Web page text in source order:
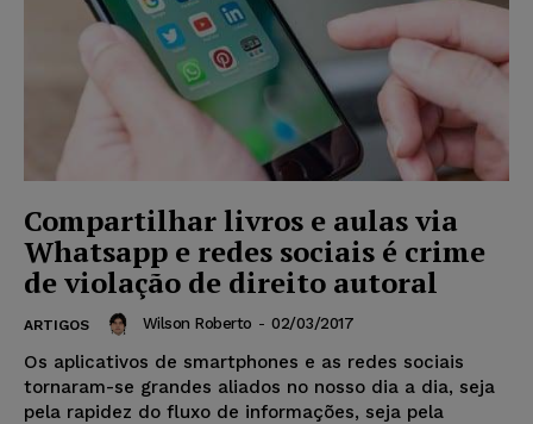
Compartilhar livros e aulas via
Whatsapp e redes sociais é crime
de violação de direito autoral
ARTIGOS Wilson Roberto - 02/03/2017
Os aplicativos de smartphones e as redes sociais
tornaram-se grandes aliados no nosso dia a dia, seja
pela rapidez do fluxo de informações, seja pela